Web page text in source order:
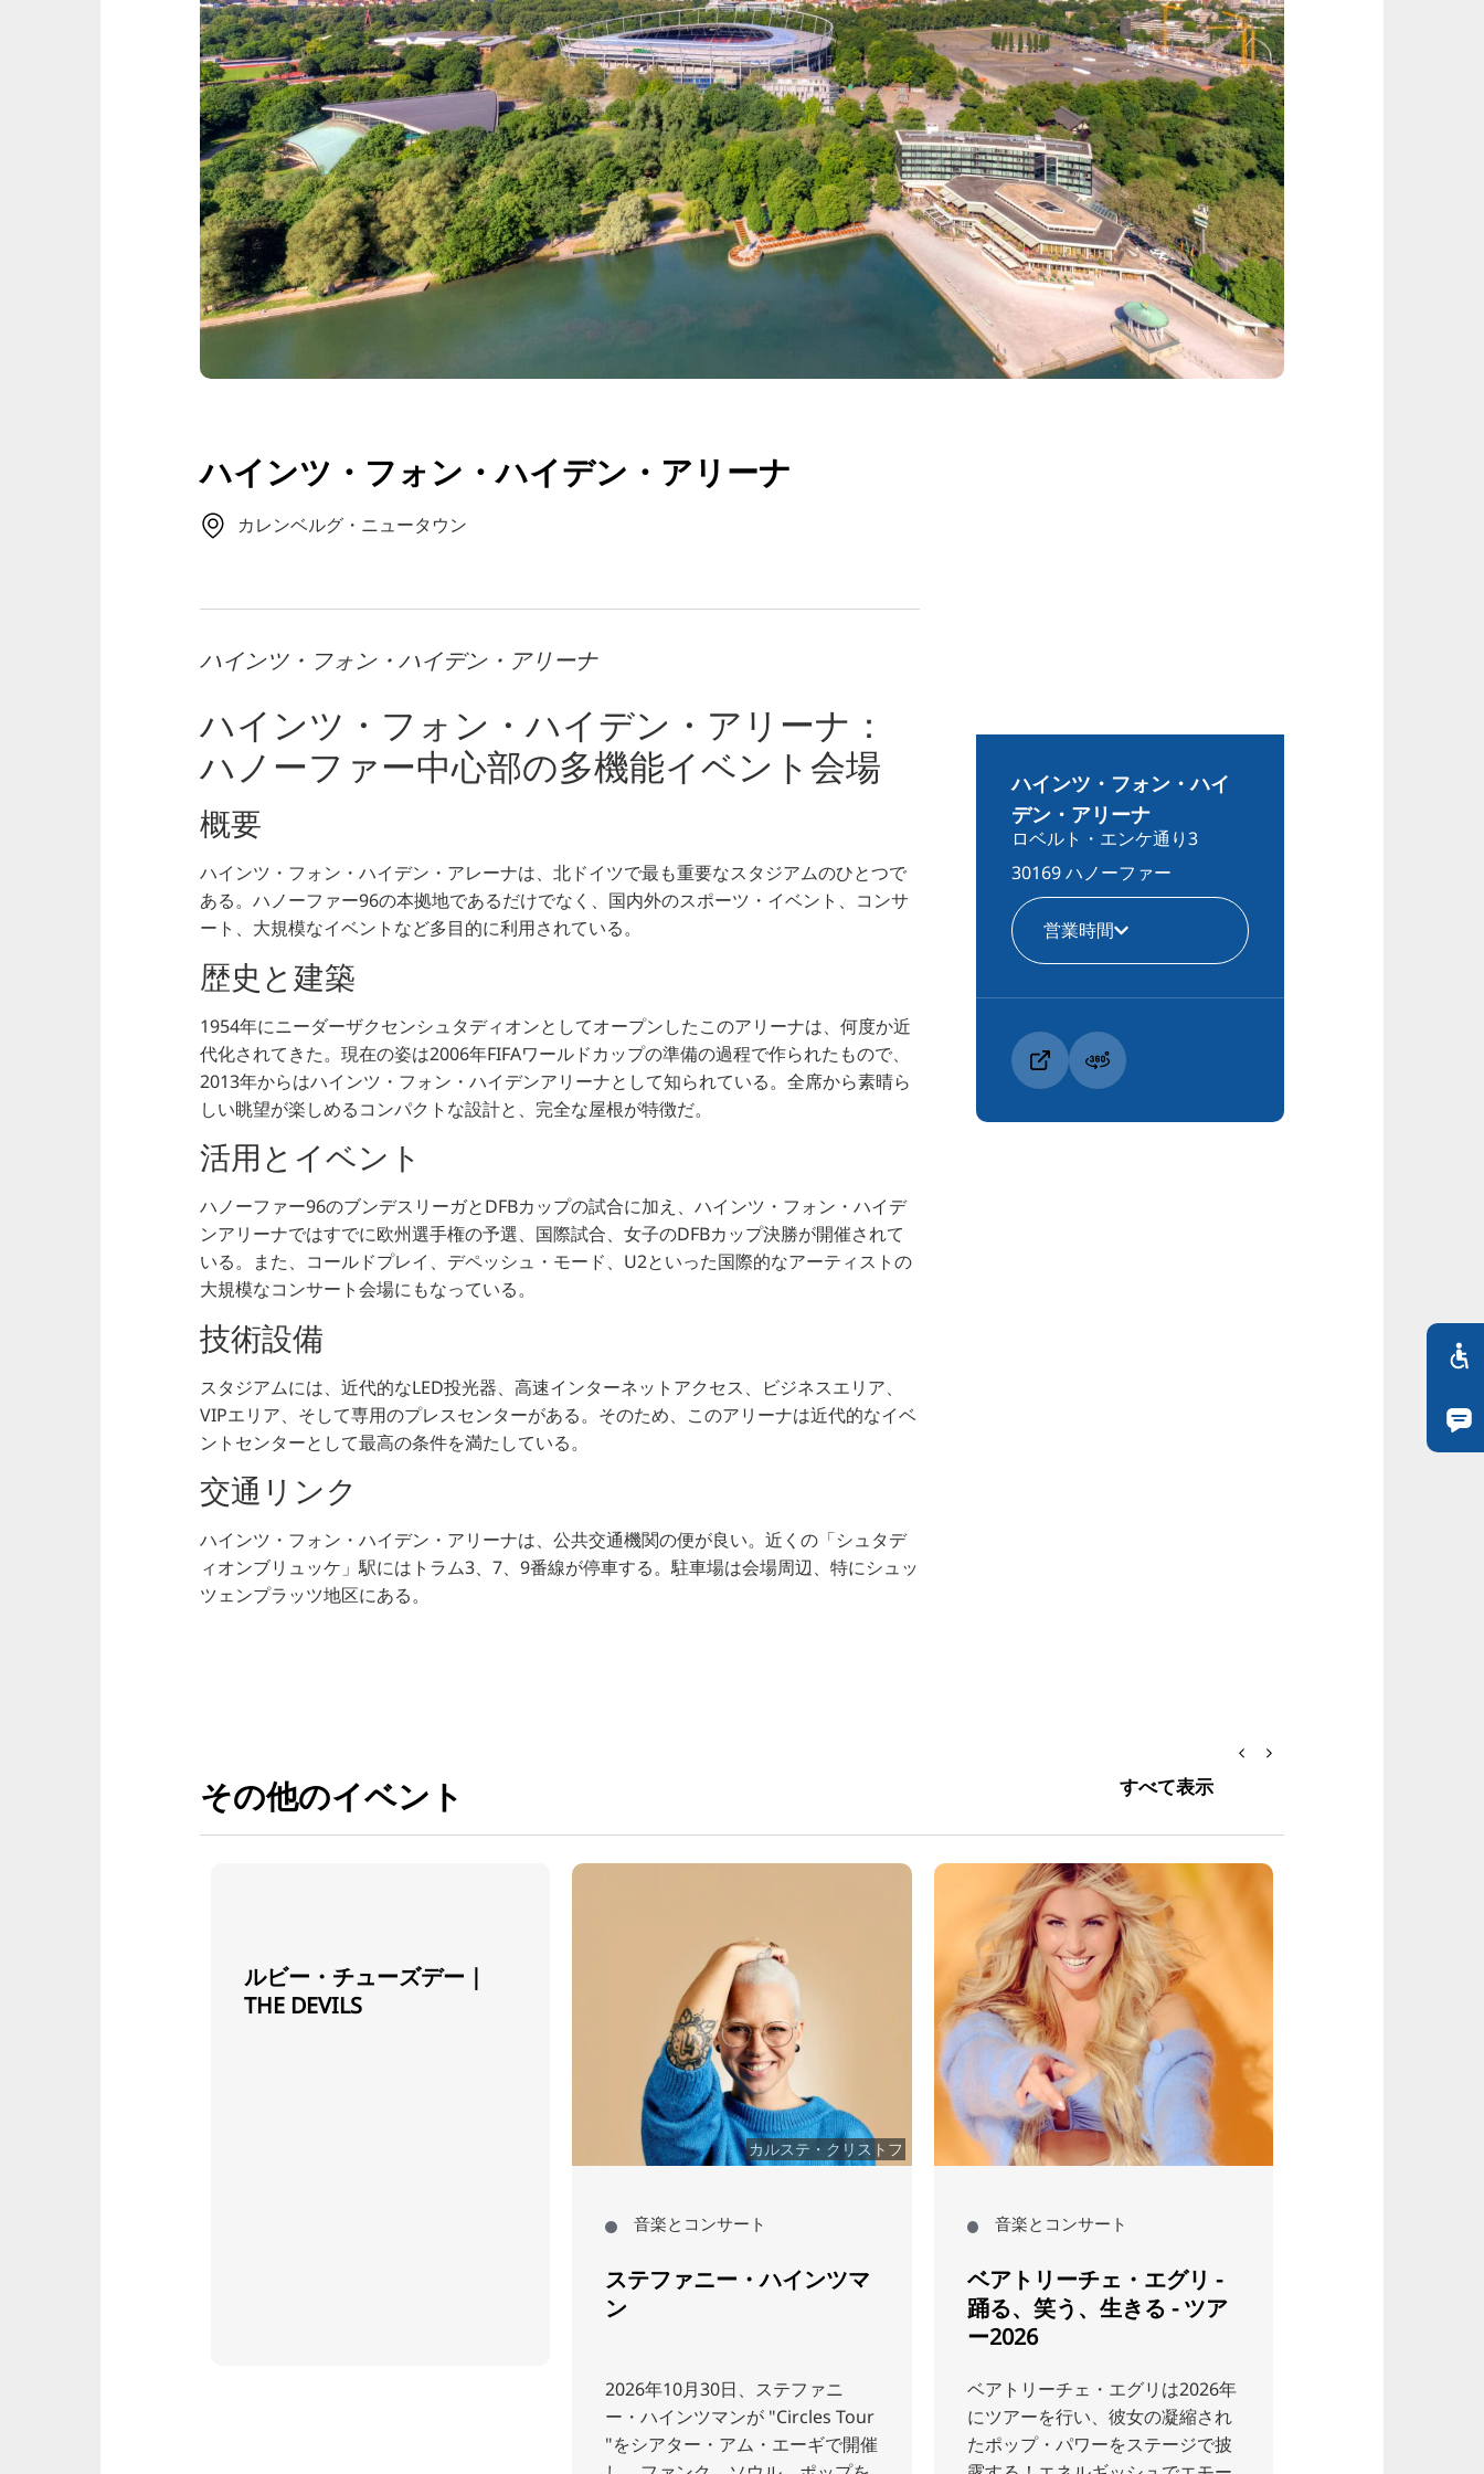
TR
RU
FI
ZH
KO
UK
BG
ハインツ・フォン・ハイデン・アリーナ
カレンベルグ・ニュータウン
ハインツ・フォン・ハイデン・アリーナ
ハインツ・フォン・ハイデン・アリーナ：
ハノーファー中心部の多機能イベント会場
概要
ハインツ・フォン・ハイデン・アレーナは、北ドイツで最も重要なスタジアムのひとつで
ある。ハノーファー96の本拠地であるだけでなく、国内外のスポーツ・イベント、コンサ
ート、大規模なイベントなど多目的に利用されている。
歴史と建築
1954年にニーダーザクセンシュタディオンとしてオープンしたこのアリーナは、何度か近
代化されてきた。現在の姿は2006年FIFAワールドカップの準備の過程で作られたもので、
2013年からはハインツ・フォン・ハイデンアリーナとして知られている。全席から素晴ら
しい眺望が楽しめるコンパクトな設計と、完全な屋根が特徴だ。
活用とイベント
ハノーファー96のブンデスリーガとDFBカップの試合に加え、ハインツ・フォン・ハイデ
ンアリーナではすでに欧州選手権の予選、国際試合、女子のDFBカップ決勝が開催されて
いる。また、コールドプレイ、デペッシュ・モード、U2といった国際的なアーティストの
大規模なコンサート会場にもなっている。
技術設備
スタジアムには、近代的なLED投光器、高速インターネットアクセス、ビジネスエリア、
VIPエリア、そして専用のプレスセンターがある。そのため、このアリーナは近代的なイベ
ントセンターとして最高の条件を満たしている。
交通リンク
ハインツ・フォン・ハイデン・アリーナは、公共交通機関の便が良い。近くの「シュタデ
ィオンブリュッケ」駅にはトラム3、7、9番線が停車する。駐車場は会場周辺、特にシュッ
ツェンプラッツ地区にある。
ハインツ・フォン・ハイ
デン・アリーナ
ロベルト・エンケ通り3
30169 ハノーファー
営業時間
その他のイベント すべて表示
ルビー・チューズデー｜
THE DEVILS
カルステ・クリストフ
音楽とコンサート
ステファニー・ハインツマ
ン
2026年10月30日、ステファニ
ー・ハインツマンが "Circles Tour
"をシアター・アム・エーギで開催
音楽とコンサート
ベアトリーチェ・エグリ -
踊る、笑う、生きる - ツア
ー2026
ベアトリーチェ・エグリは2026年
にツアーを行い、彼女の凝縮され
たポップ・パワーをステージで披